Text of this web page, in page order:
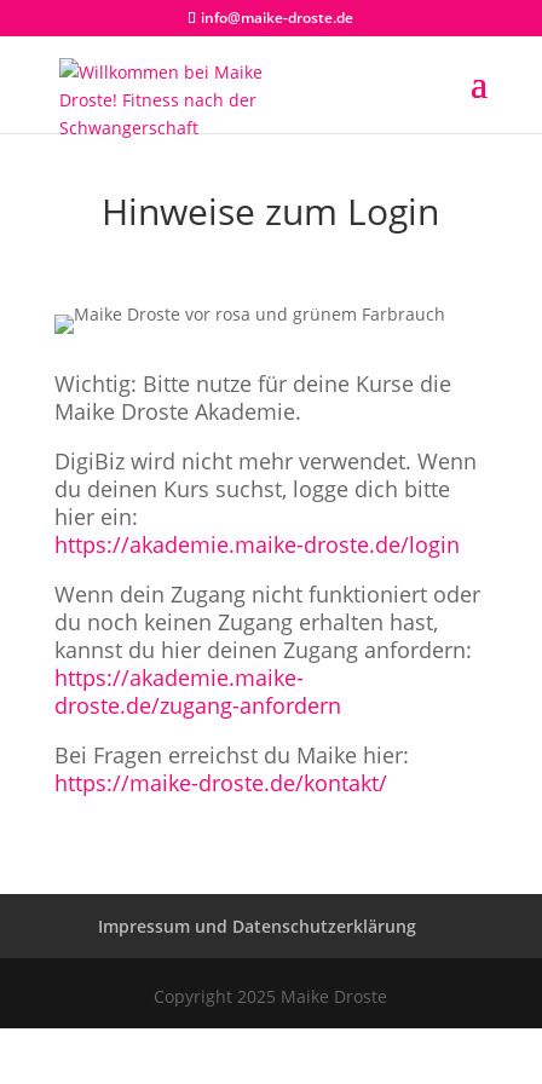
info@maike-droste.de
Hinweise zum Login
Wichtig: Bitte nutze für deine Kurse die
Maike Droste Akademie.
DigiBiz wird nicht mehr verwendet. Wenn
du deinen Kurs suchst, logge dich bitte
hier ein:
https://akademie.maike-droste.de/login
Wenn dein Zugang nicht funktioniert oder
du noch keinen Zugang erhalten hast,
kannst du hier deinen Zugang anfordern:
https://akademie.maike-
droste.de/zugang-anfordern
Bei Fragen erreichst du Maike hier:
https://maike-droste.de/kontakt/
Impressum und Datenschutzerklärung
Copyright 2025 Maike Droste